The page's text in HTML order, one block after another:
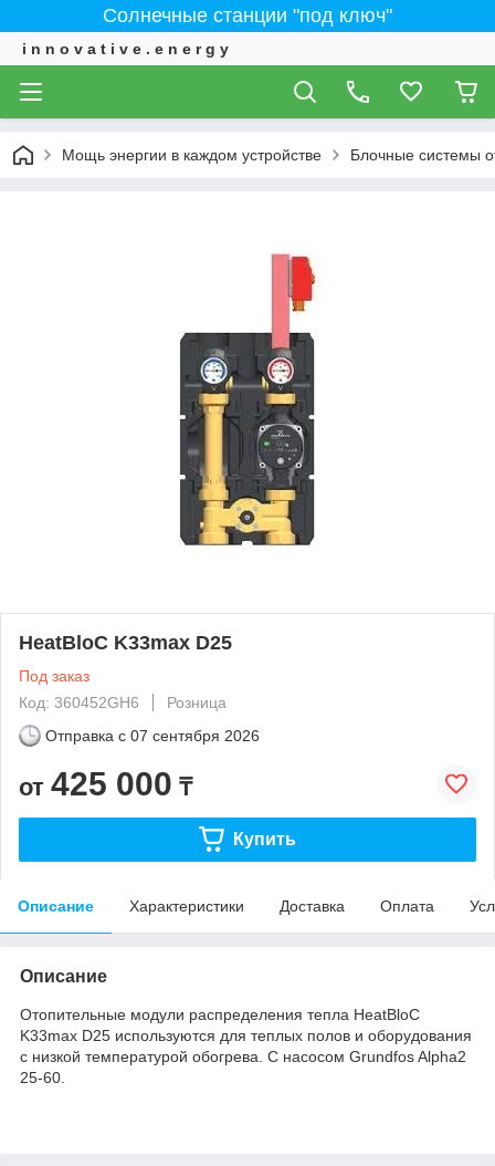
Солнечные станции "под ключ"
i n n o v a t i v e . e n e r g y
Мощь энергии в каждом устройстве Блочные системы
HeatBloC K33max D25
Под заказ
Код: 360452GH6
Розница
Отправка с 07 сентября 2026
от 425 000 ₸
Купить
Описание Характеристики Доставка Оплата
Описание
Отопительные модули распределения тепла HeatBloC
K33max D25 используются для теплых полов и оборудования
с низкой температурой обогрева. С насосом Grundfos Alpha2
25-60.